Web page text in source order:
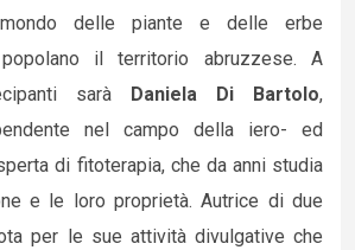
delle piante e delle erbe
il territorio abruzzese. A
sarà Daniela Di Bartolo,
nel campo della iero- ed
di fitoterapia, che da anni studia
e le loro proprietà. Autrice di due
per le sue attività divulgative che